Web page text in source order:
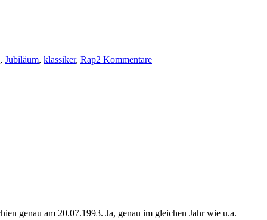
, Jubiläum, klassiker, Rap2 KommentareJahre:
genau am 20.07.1993. Ja, genau im gleichen Jahr wie u.a.